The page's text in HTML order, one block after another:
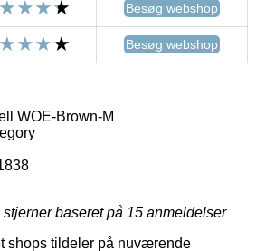
Besøg webshop
Besøg webshop
WOE-Brown-M
stjerner baseret på 15 anmeldelser
shops tildeler på nuværende